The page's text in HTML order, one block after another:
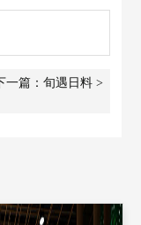
一篇：旬遇日料 >